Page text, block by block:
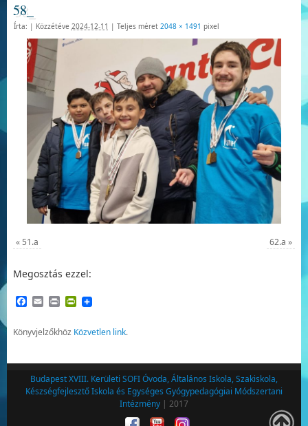
58_
Írta: | Közzétéve 2024-12-11 | Teljes méret 2048 × 1491 pixel
« 51.a 62.a »
Megosztás ezzel:
Facebook
EmailPrintPrintFriendly
Könyvjelzőkhöz Közvetlen link.
Budapest XVIII. Kerületi SOFI Óvoda, Általános Iskola, Szakiskola,
Készségfejlesztő Iskola és Egységes Gyógypedagógiai Módszertani
Intézmény | 2017